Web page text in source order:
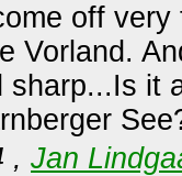
off
Vorland.
sharp...Is it
, Jan